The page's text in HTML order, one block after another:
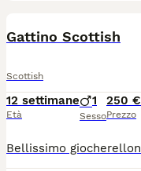
Gattino Scottish
Scottish
12 settimane
Età
1
Sesso
250 €
Prezzo